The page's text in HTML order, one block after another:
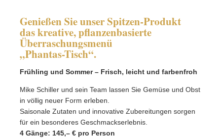
Genießen Sie unser Spitzen-Produkt
das kreative, pflanzenbasierte
Überraschungsmenü
„Phantas-Tisch“.
Frühling und Sommer – Frisch, leicht und farbenfroh
Mike Schiller und sein Team lassen Sie Gemüse und Obst
in völlig neuer Form erleben.
Saisonale Zutaten und innovative Zubereitungen sorgen
für ein besonderes Geschmackserlebnis.
4 Gänge: 145,– € pro Person